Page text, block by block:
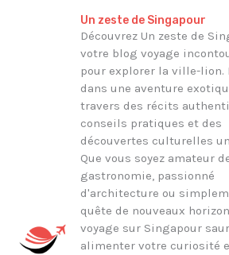
Un zeste de Singapour
Découvrez Un zeste de
votre blog voyage
pour explorer la ville-lion.
dans une aventure
travers des récits
conseils pratiques et des
découvertes culturelles
Que vous soyez amateur
gastronomie, passionné
d'architecture ou
quête de nouveaux
voyage sur Singapour
alimenter votre curiosité
Rechercher